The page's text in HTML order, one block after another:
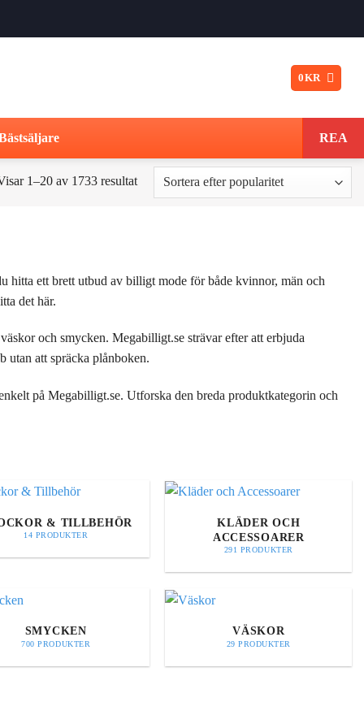
0KR
REA
1–20 av 1733 resultatSortera
efter
hitta ett brett utbud av billigt mode för både kvinnor, män och
det här.
och smycken. Megabilligt.se strävar efter att erbjuda
utan att spräcka plånboken.
på Megabilligt.se. Utforska den breda produktkategorin och
& TILLBEHÖR
14 PRODUKTER
KLÄDER OCH
ACCESSOARER
291 PRODUKTER
SMYCKEN
700 PRODUKTER
VÄSKOR
29 PRODUKTER